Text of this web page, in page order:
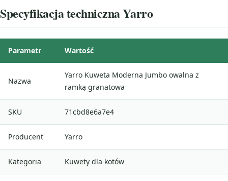
Specyfikacja techniczna Yarro
Parametr Wartość
Nazwa
Yarro Kuweta Moderna Jumbo owalna z
ramką granatowa
SKU 71cbd8e6a7e4
Producent Yarro
Kategoria Kuwety dla kotów